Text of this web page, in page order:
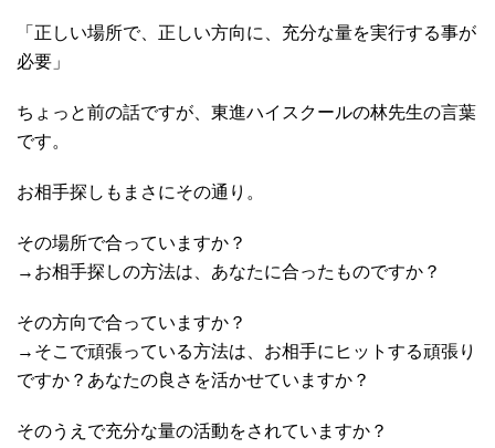
「正しい場所で、正しい方向に、充分な量を実行する事が
必要」
ちょっと前の話ですが、東進ハイスクールの林先生の言葉
です。
お相手探しもまさにその通り。
その場所で合っていますか？
→お相手探しの方法は、あなたに合ったものですか？
その方向で合っていますか？
→そこで頑張っている方法は、お相手にヒットする頑張り
ですか？あなたの良さを活かせていますか？
そのうえで充分な量の活動をされていますか？